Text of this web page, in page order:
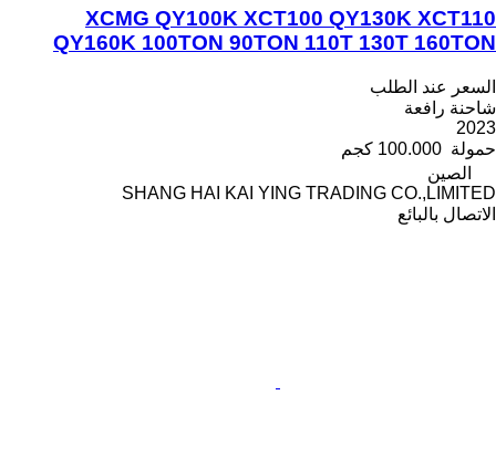
XCMG QY100K XCT100 QY130K XCT110
QY160K 100TON 90TON 110T 130T 160TON
السعر عند الطلب
شاحنة رافعة
2023
حمولة 100.000 كجم
الصين
SHANG HAI KAI YING TRADING CO.,LIMITED
الاتصال بالبائع